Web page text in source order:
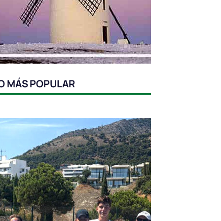
MÁS POPULAR